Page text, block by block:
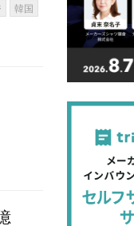
韓国